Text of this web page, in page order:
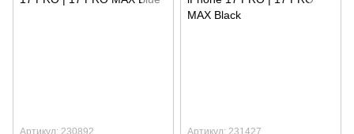
Артикул: 230892 Артикул: 231427